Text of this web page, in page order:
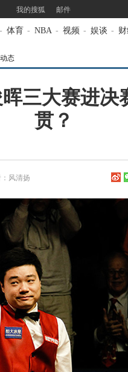
我的搜狐 邮件
- 体育 - NBA - 视频 - 娱谈 -
态
三大赛进决
贯？
风清扬